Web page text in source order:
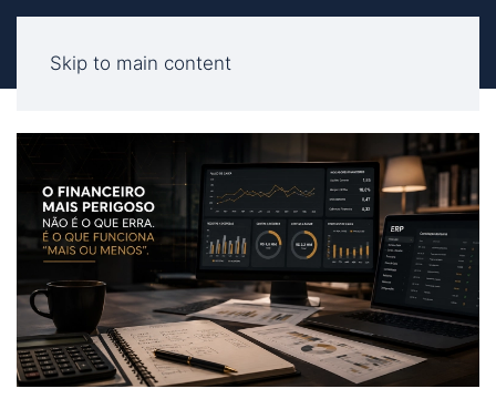
Skip to main content